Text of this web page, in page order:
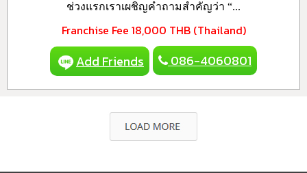
ช่วงแรกเราเผชิญคำถามสำคัญว่า “...
Franchise Fee 18,000 THB (Thailand)
Add Friends 086-4060801